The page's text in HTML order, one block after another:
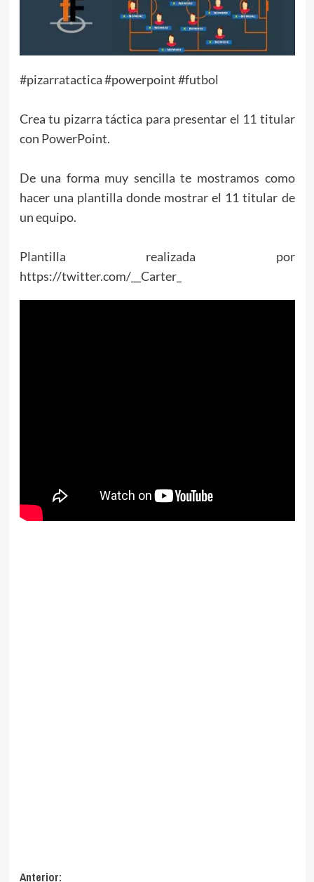
#pizarratactica #powerpoint #futbol
Crea tu pizarra táctica para presentar el 11 titular
con PowerPoint.
De una forma muy sencilla te mostramos como
hacer una plantilla donde mostrar el 11 titular de
un equipo.
Plantilla realizada por
https://twitter.com/__Carter_
Anterior: